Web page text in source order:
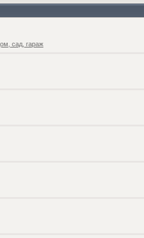
сад, гараж